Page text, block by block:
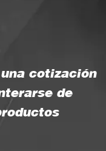
cotización
de